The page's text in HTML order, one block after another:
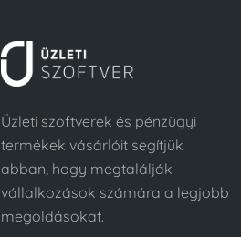
Üzleti szoftverek és pénzügyi
termékek vásárlóit segítjük
abban, hogy megtalálják
vállalkozások számára a legjobb
megoldásokat.